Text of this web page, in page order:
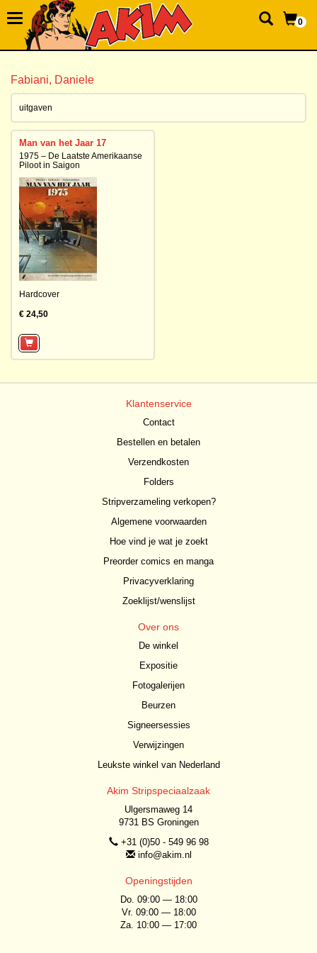
0
Fabiani, Daniele
uitgaven
Man van het Jaar 17
1975 – De Laatste Amerikaanse
Piloot in Saigon
Hardcover
€ 24,50
Klantenservice
Contact
Bestellen en betalen
Verzendkosten
Folders
Stripverzameling verkopen?
Algemene voorwaarden
Hoe vind je wat je zoekt
Preorder comics en manga
Privacyverklaring
Zoeklijst/wenslijst
Over ons
De winkel
Expositie
Fotogalerijen
Beurzen
Signeersessies
Verwijzingen
Leukste winkel van Nederland
Akim Stripspeciaalzaak
Ulgersmaweg 14
9731 BS Groningen
+31 (0)50 - 549 96 98
info@akim.nl
Openingstijden
Do. 09:00 — 18:00
Vr. 09:00 — 18:00
Za. 10:00 — 17:00